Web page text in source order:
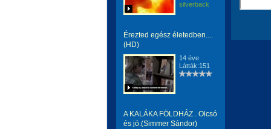
silverback
Érezted egész életedben....
(HD)
14 éve
Látták:151
A KALÁKA FÖLDHÁZ . Olcsó
és jó.(Simmer Sándor)